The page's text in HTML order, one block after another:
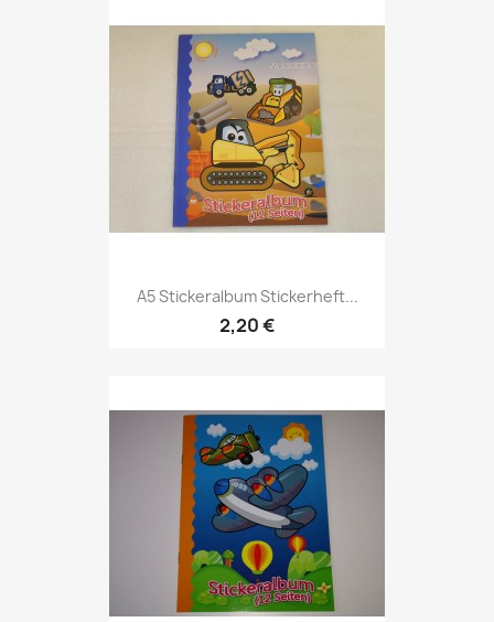
A5 Stickeralbum Stickerheft...
2,20 €